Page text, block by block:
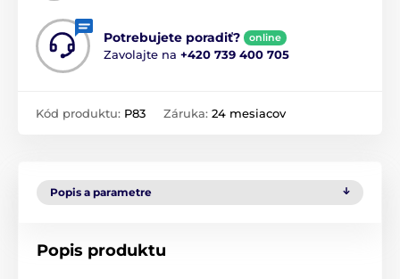
Potrebujete poradiť? online
Zavolajte na +420 739 400 705
Kód produktu: P83 Záruka: 24 mesiacov
Popis a parametre
Popis produktu